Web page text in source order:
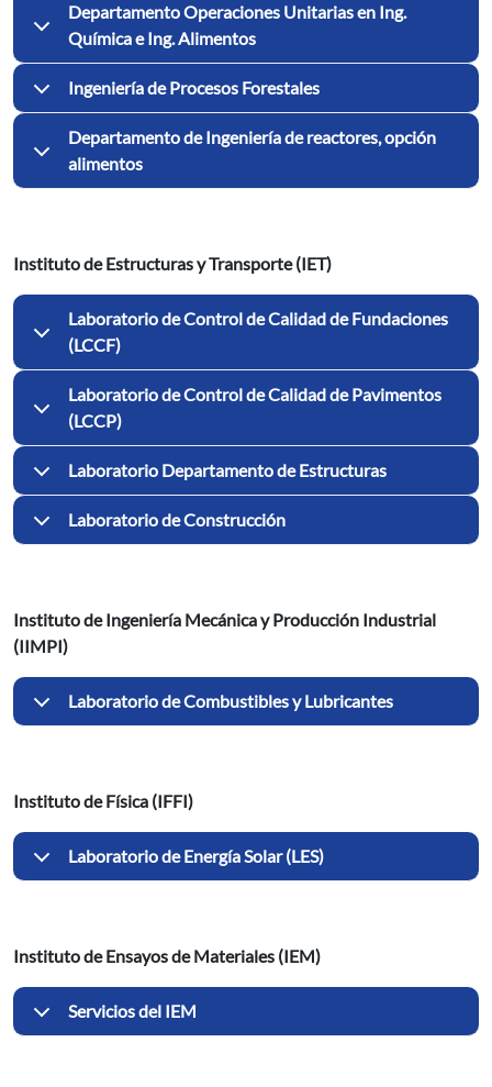
Departamento Operaciones Unitarias en Ing.
Química e Ing. Alimentos
Ingeniería de Procesos Forestales
Departamento de Ingeniería de reactores, opción
alimentos
Instituto de Estructuras y Transporte (IET)
Laboratorio de Control de Calidad de Fundaciones
(LCCF)
Laboratorio de Control de Calidad de Pavimentos
(LCCP)
Laboratorio Departamento de Estructuras
Laboratorio de Construcción
Instituto de Ingeniería Mecánica y Producción Industrial
(IIMPI)
Laboratorio de Combustibles y Lubricantes
Instituto de Física (IFFI)
Laboratorio de Energía Solar (LES)
Instituto de Ensayos de Materiales (IEM)
Servicios del IEM